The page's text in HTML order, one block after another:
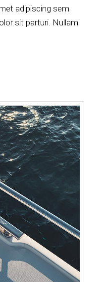
adipiscing sem
sit parturi. Nullam